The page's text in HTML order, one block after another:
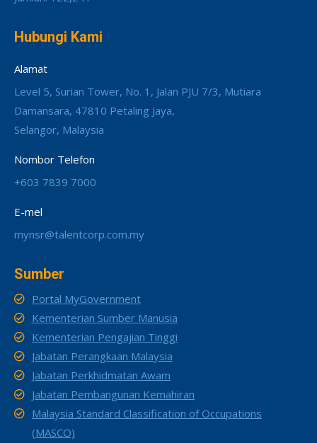
Hubungi Kami
Alamat
Level 5, Surian Tower, No. 1, Jalan PJU 7/3, Mutiara
Damansara, 47810 Petaling Jaya,
Selangor, Malaysia
Nombor Telefon
+603 7839 7000
E-mel
mynsr@talentcorp.com.my
Sumber
Portal MyGovernment
Kementerian Sumber Manusia
Kementerian Pengajian Tinggi
Jabatan Perangkaan Malaysia
Jabatan Perkhidmatan Awam
Jabatan Pembangunan Kemahiran
Malaysia Standard Classification of Occupations
(MASCO)